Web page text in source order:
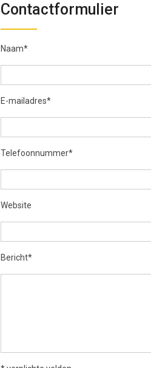
Contactformulier
Naam*
E-mailadres*
Telefoonnummer*
Website
Bericht*